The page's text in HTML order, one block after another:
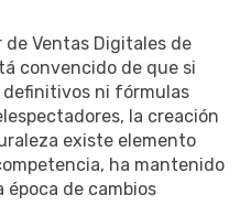
Ventas Digitales de
convencido de que si
ni fórmulas
la creación
existe elemento
ha mantenido
época de cambios